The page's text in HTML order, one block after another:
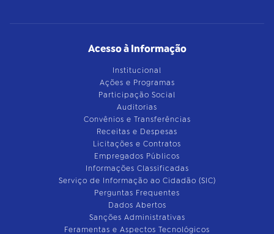
Acesso à Informação
Institucional
Ações e Programas
Participação Social
Auditorias
Convênios e Transferências
Receitas e Despesas
Licitações e Contratos
Empregados Públicos
Informações Classificadas
Serviço de Informação ao Cidadão (SIC)
Perguntas Frequentes
Dados Abertos
Sanções Administrativas
Feramentas e Aspectos Tecnológicos